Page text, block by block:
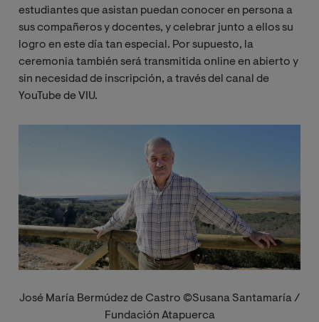
estudiantes que asistan puedan conocer en persona a
sus compañeros y docentes, y celebrar junto a ellos su
logro en este día tan especial. Por supuesto, la
ceremonia también será transmitida online en abierto y
sin necesidad de inscripción, a través del canal de
YouTube de VIU.
José María Bermúdez de Castro ©Susana Santamaría /
Fundación Atapuerca